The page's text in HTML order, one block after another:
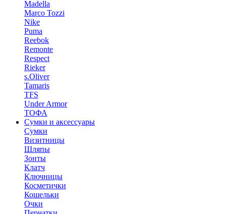
Madella
Marco Tozzi
Nike
Puma
Reebok
Remonte
Respect
Rieker
s.Oliver
Tamaris
TFS
Under Armor
ТОФА
Сумки и аксессуары
Сумки
Визитницы
Шляпы
Зонты
Клатч
Ключницы
Косметички
Кошельки
Очки